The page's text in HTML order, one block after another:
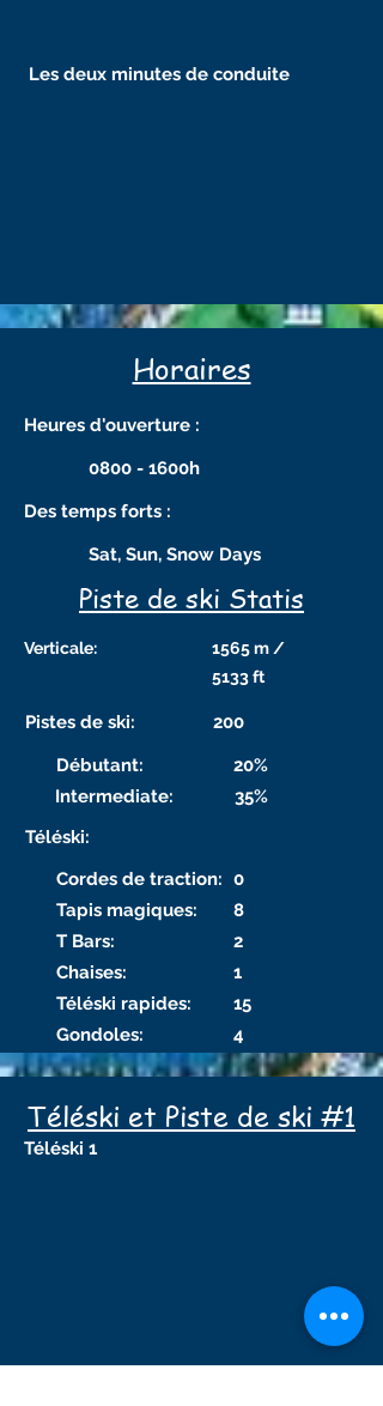
Les deux minutes de conduite
Horaires
Heures d'ouverture :
0800 - 1600h
Des temps forts :
Sat, Sun, Snow Days
Piste de ski Statis
Verticale:
1565 m /
5133 ft
Pistes de ski:
200
Débutant:
Intermediate:
20%
35%
Téléski:
Cordes de traction: 0
Tapis magiques:
8
T Bars:
2
Chaises:
1
Téléski rapides:
15
Gondoles:
4
Téléski et Piste de ski #1
Téléski 1